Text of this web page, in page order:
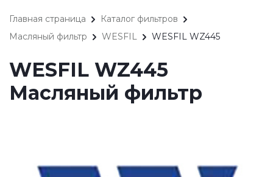
Главная страница
Каталог фильтров
Масляный фильтр
WESFIL WESFIL WZ445
WESFIL WZ445
Масляный фильтр